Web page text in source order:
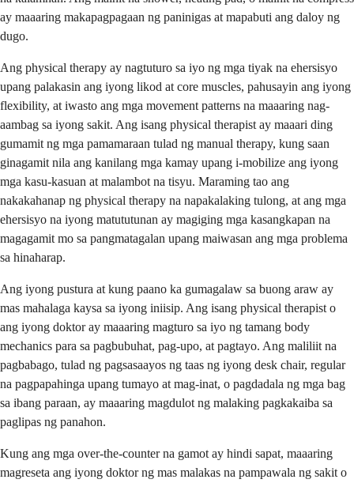
ay maaaring makapagpagaan ng paninigas at mapabuti ang daloy ng
dugo.
Ang physical therapy ay nagtuturo sa iyo ng mga tiyak na ehersisyo
upang palakasin ang iyong likod at core muscles, pahusayin ang iyong
flexibility, at iwasto ang mga movement patterns na maaaring nag-
aambag sa iyong sakit. Ang isang physical therapist ay maaari ding
gumamit ng mga pamamaraan tulad ng manual therapy, kung saan
ginagamit nila ang kanilang mga kamay upang i-mobilize ang iyong
mga kasu-kasuan at malambot na tisyu. Maraming tao ang
nakakahanap ng physical therapy na napakalaking tulong, at ang mga
ehersisyo na iyong matututunan ay magiging mga kasangkapan na
magagamit mo sa pangmatagalan upang maiwasan ang mga problema
sa hinaharap.
Ang iyong pustura at kung paano ka gumagalaw sa buong araw ay
mas mahalaga kaysa sa iyong iniisip. Ang isang physical therapist o
ang iyong doktor ay maaaring magturo sa iyo ng tamang body
mechanics para sa pagbubuhat, pag-upo, at pagtayo. Ang maliliit na
pagbabago, tulad ng pagsasaayos ng taas ng iyong desk chair, regular
na pagpapahinga upang tumayo at mag-inat, o pagdadala ng mga bag
sa ibang paraan, ay maaaring magdulot ng malaking pagkakaiba sa
paglipas ng panahon.
Kung ang mga over-the-counter na gamot ay hindi sapat, maaaring
magreseta ang iyong doktor ng mas malakas na pampawala ng sakit o